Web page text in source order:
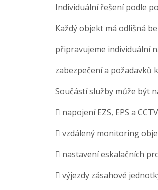
Individuální řešení podle
Každý objekt má odlišná
připravujeme individuální
zabezpečení a požadavků
Součástí služby může být
 napojení EZS, EPS a
 vzdálený monitoring
 nastavení eskalačních
 výjezdy zásahové